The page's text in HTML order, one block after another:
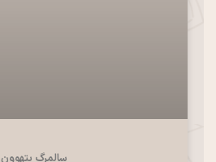
سالمرگ بتهوون